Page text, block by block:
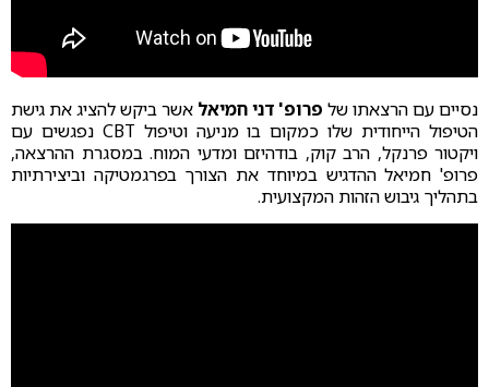
נסיים עם הרצאתו של פרופ' דני חמיאל אשר ביקש להציג את גישת
הטיפול הייחודית שלו כמקום בו מניעה וטיפול CBT נפגשים עם
ויקטור פרנקל, הרב קוק, בודהיזם ומדעי המוח. במסגרת ההרצאה,
פרופ' חמיאל ההדגיש במיוחד את הצורך בפרגמטיקה וביצירתיות
בתהליך גיבוש הזהות המקצועית.